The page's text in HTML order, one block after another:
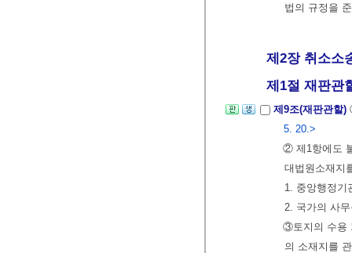
법의 규정을
제2장 취소소
제1절 재판관
제9조(재판관할)
5. 20.>
② 제1항에도
대법원소재지
1. 중앙행정기
2. 국가의 사
③토지의 수용
의 소재지를